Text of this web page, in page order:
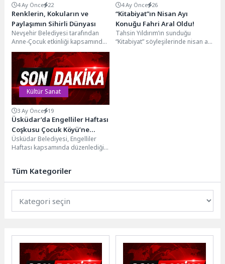
4 Ay Önce 22
Renklerin, Kokuların ve
Paylaşımın Sihirli Dünyası
Nevşehir Belediyesi tarafından
Anne-Çocuk etkinliği kapsamında
Cupcake Süsleme Workshop
etkinliği gerçekleştirilecek. Kültür,
Sanat ve Sosyal İşler...
4 Ay Önce 26
“Kitabiyat”ın Nisan Ayı
Konuğu Fahri Aral Oldu!
Tahsin Yıldırım’ın sunduğu
“Kitabiyat” söyleşilerinde nisan ayı
Kültür Sanat
3 Ay Önce 19
Üsküdar’da Engelliler Haftası
Coşkusu Çocuk Köyü’ne
Taşındı
Üsküdar Belediyesi, Engelliler
Haftası kapsamında düzenlediği
Üsküdar...
Tüm Kategoriler